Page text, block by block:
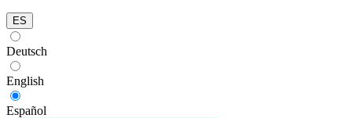
ES
Deutsch
English
Español